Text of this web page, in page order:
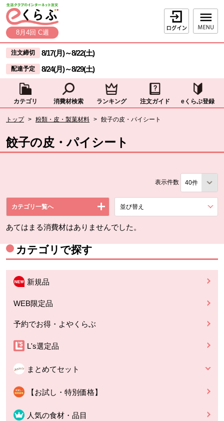
ページの先頭です。
本文へジャンプする。
8月4回 C週
ログイン
ここからサイト内共通メニューです。
サイト内共通メニューをスキップする
注文締切 8/17(月)～8/22(土)
配達予定 8/24(月)～8/29(土)
カテゴリ 消費材検索 ランキング 注文ガイド eくらぶ登録
トップ > 粉類・皮・製菓材料 > 餃子の皮・パイシート
餃子の皮・パイシート
表示件数
カテゴリ一覧へ 並び替え
あてはまる消費材はありませんでした。
カテゴリで探す
新規品
WEB限定品
予約でお得・よやくらぶ
L's選定品
まとめてセット
【お試し・特別価格】
人気の食材・品目